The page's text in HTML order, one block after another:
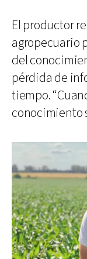
El productor
agropecuario
del
pérdida de
tiempo.
conocimiento